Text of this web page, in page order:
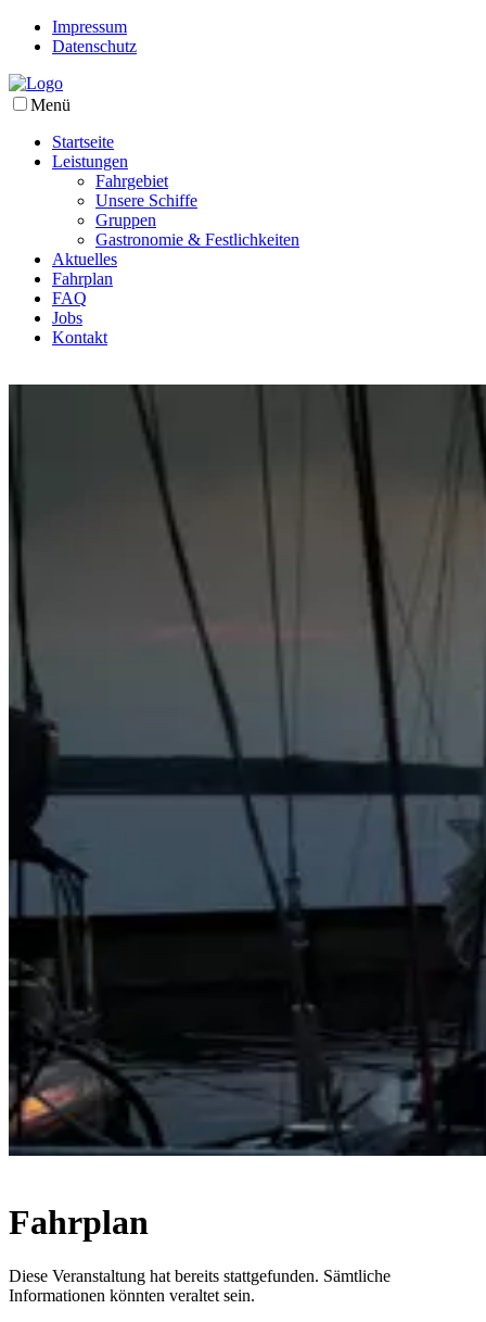
Impressum
Datenschutz
Menü
Startseite
Leistungen
Fahrgebiet
Unsere Schiffe
Gruppen
Gastronomie & Festlichkeiten
Aktuelles
Fahrplan
FAQ
Jobs
Kontakt
Fahrplan
Diese Veranstaltung hat bereits stattgefunden. Sämtliche
Informationen könnten veraltet sein.